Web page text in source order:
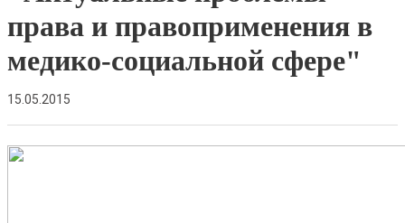
права и правоприменения в
медико-социальной сфере"
15.05.2015